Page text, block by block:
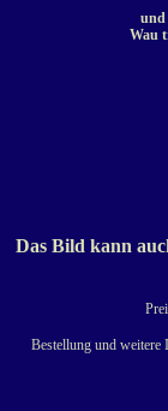
und
Wau
Das Bild kann
Bestellung und weitere